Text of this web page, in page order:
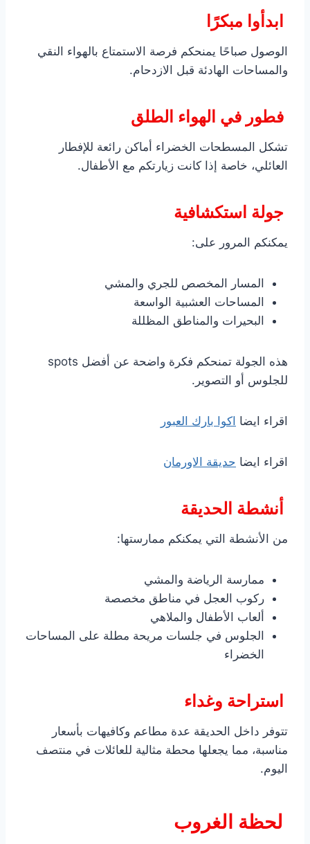
ابدأوا مبكرًا
الوصول صباحًا يمنحكم فرصة الاستمتاع بالهواء النقي
والمساحات الهادئة قبل الازدحام.
فطور في الهواء الطلق
تشكل المسطحات الخضراء أماكن رائعة للإفطار
العائلي، خاصة إذا كانت زيارتكم مع الأطفال.
جولة استكشافية
يمكنكم المرور على:
المسار المخصص للجري والمشي
المساحات العشبية الواسعة
البحيرات والمناطق المظللة
هذه الجولة تمنحكم فكرة واضحة عن أفضل spots
للجلوس أو التصوير.
اقراء ايضا اكوا بارك العبور
اقراء ايضا حديقة الاورمان
أنشطة الحديقة
من الأنشطة التي يمكنكم ممارستها:
ممارسة الرياضة والمشي
ركوب العجل في مناطق مخصصة
ألعاب الأطفال والملاهي
الجلوس في جلسات مريحة مطلة على المساحات
الخضراء
استراحة وغداء
تتوفر داخل الحديقة عدة مطاعم وكافيهات بأسعار
مناسبة، مما يجعلها محطة مثالية للعائلات في منتصف
اليوم.
لحظة الغروب